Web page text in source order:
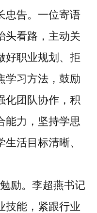
忠告。一位寄语
头看路 ，主动关
好职业规划、拒
学习方法，鼓励
化团队协作，积
能力，坚持学思
活目标清晰、
励。李超燕书记
技能，紧跟行业